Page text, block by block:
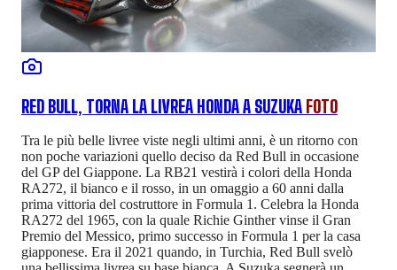
RED BULL, TORNA LA LIVREA HONDA A SUZUKA FOTO
Tra le più belle livree viste negli ultimi anni, è un ritorno con
non poche variazioni quello deciso da Red Bull in occasione
del GP del Giappone. La RB21 vestirà i colori della Honda
RA272, il bianco e il rosso, in un omaggio a 60 anni dalla
prima vittoria del costruttore in Formula 1. Celebra la Honda
RA272 del 1965, con la quale Richie Ginther vinse il Gran
Premio del Messico, primo successo in Formula 1 per la casa
giapponese. Era il 2021 quando, in Turchia, Red Bull svelò